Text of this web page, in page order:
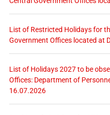
List of Restricted Holidays for
Government Offices located at
List of Holidays 2027 to be
Offices: Department of
16.07.2026